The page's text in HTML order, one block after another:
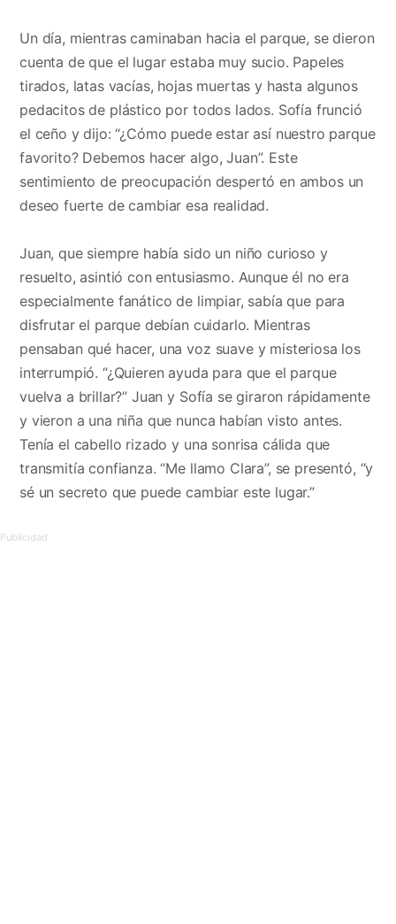
Un día, mientras caminaban hacia el parque, se dieron
cuenta de que el lugar estaba muy sucio. Papeles
tirados, latas vacías, hojas muertas y hasta algunos
pedacitos de plástico por todos lados. Sofía frunció
el ceño y dijo: “¿Cómo puede estar así nuestro parque
favorito? Debemos hacer algo, Juan”. Este
sentimiento de preocupación despertó en ambos un
deseo fuerte de cambiar esa realidad.
Juan, que siempre había sido un niño curioso y
resuelto, asintió con entusiasmo. Aunque él no era
especialmente fanático de limpiar, sabía que para
disfrutar el parque debían cuidarlo. Mientras
pensaban qué hacer, una voz suave y misteriosa los
interrumpió. “¿Quieren ayuda para que el parque
vuelva a brillar?” Juan y Sofía se giraron rápidamente
y vieron a una niña que nunca habían visto antes.
Tenía el cabello rizado y una sonrisa cálida que
transmitía confianza. “Me llamo Clara”, se presentó, “y
sé un secreto que puede cambiar este lugar.”